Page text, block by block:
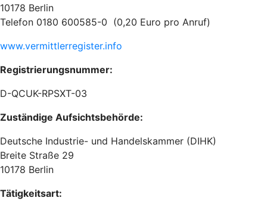
10178 Berlin
Telefon 0180 600585-0 (0,20 Euro pro Anruf)
www.vermittlerregister.info
Registrierungsnummer:
D-QCUK-RPSXT-03
Zuständige Aufsichtsbehörde:
Deutsche Industrie- und Handelskammer (DIHK)
Breite Straße 29
10178 Berlin
Tätigkeitsart: